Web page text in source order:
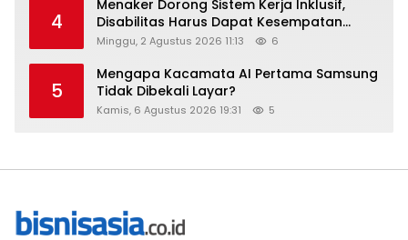
4
Menaker Dorong Sistem Kerja Inklusif,
Disabilitas Harus Dapat Kesempatan
Setara
Minggu, 2 Agustus 2026 11:13 6
5
Mengapa Kacamata AI Pertama Samsung
Tidak Dibekali Layar?
Kamis, 6 Agustus 2026 19:31 5